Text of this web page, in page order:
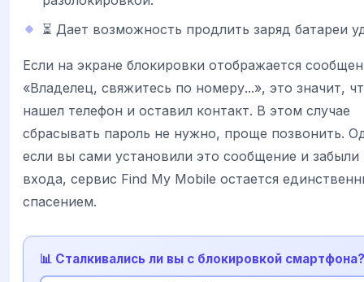
⏳ Дает возможность продлить заряд батареи
Если на экране блокировки отображается
«Владелец, свяжитесь по номеру...», это значит,
нашел телефон и оставил контакт. В этом случае
сбрасывать пароль не нужно, проще позвонить.
если вы сами установили это сообщение и забыли
входа, сервис Find My Mobile остается
спасением.
📊 Сталкивались ли вы с блокировкой смартфона?